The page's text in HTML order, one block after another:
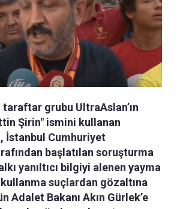
taraftar grubu UltraAslan’ın
Şirin" ismini kullanan
İstanbul Cumhuriyet
başlatılan soruşturma
yanıltıcı bilgiyi alenen yayma
suçlardan gözaltına
Adalet Bakanı Akın Gürlek’e